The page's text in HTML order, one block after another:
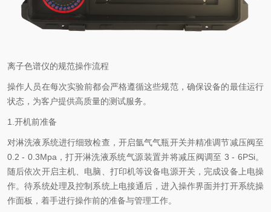
离子色谱仪的规范操作流程
操作人员在每次实验前都会严格遵循这些规范，确保设备的最佳运行
状态，为客户提供高质量的测试服务。
1.开机前准备
对淋洗液系统进行细致检查，开启氩气气瓶开关并精准调节减压阀至
0.2 - 0.3Mpa，打开淋洗液系统气源装置并将减压阀调至 3 - 6PSi。
随后依次开启主机、电脑、打印机等设备电源开关，完成设备上电操
作。待系统处理及控制系统上电接通后，进入操作界面并打开系统操
作面板，着手进行操作前的准备与管理工作。